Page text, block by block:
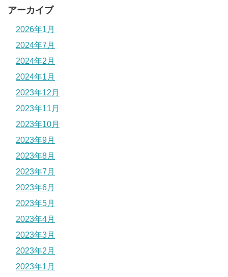
アーカイブ
2026年1月
2024年7月
2024年2月
2024年1月
2023年12月
2023年11月
2023年10月
2023年9月
2023年8月
2023年7月
2023年6月
2023年5月
2023年4月
2023年3月
2023年2月
2023年1月